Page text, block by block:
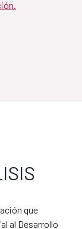
que
al Desarrollo